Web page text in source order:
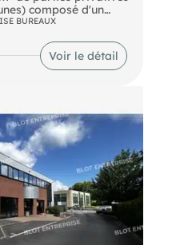
composé d'un
8 places de
Les
naturels, miniers, ou
biens sont exposés,
BUREAUX
Voir le détail